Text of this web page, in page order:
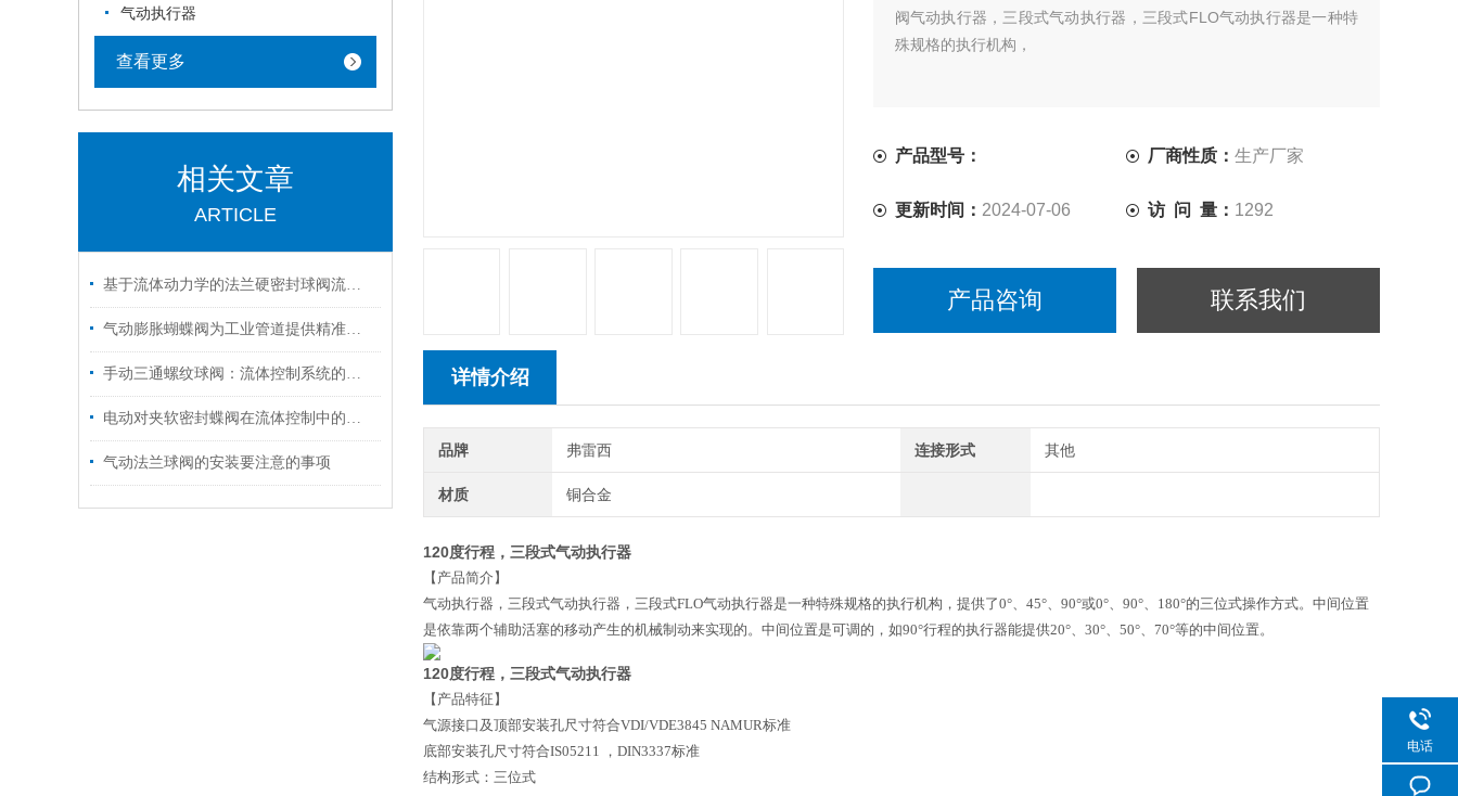
阀气动执行器，三段式气动执行器，三段式FLO气动执行器是一种特
殊规格的执行机构，
产品型号： 厂商性质：生产厂家
更新时间： 2024-07-06 访 问 量： 1292
产品咨询 联系我们
详情介绍
品牌 弗雷西 连接形式 其他
材质 铜合金
120度行程，三段式气动执行器
【产品简介】
气动执行器， 三段式气动执行器， 三段式FLO气动执行器是一种特殊规格的执行机构，提供了0°、 45°、 90°或0°、 90°、 180°的三位式操作方式。中间位置
是依靠两个辅助活塞的移动产生的机械制动来实现的。中间位置是可调的，如90°行程的执行器能提供20°、 30°、 50°、 70°等的中间位置。
120度行程，三段式气动执行器
【产品特征】
气源接口及顶部安装孔尺寸符合VDI/VDE3845 NAMUR标准
底部安装孔尺寸符合IS05211 ， DIN3337标准
结构形式：三位式
气动执行器
查看更多
相关文章
ARTICLE
基于流体动力学的法兰硬密封球阀流量特性分析
气动膨胀蝴蝶阀为工业管道提供精准调节解决方案
手动三通螺纹球阀：流体控制系统的灵活枢纽
电动对夹软密封蝶阀在流体控制中的作用
气动法兰球阀的安装要注意的事项
电话